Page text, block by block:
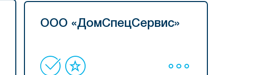
ООО «ДомСпецСервис»